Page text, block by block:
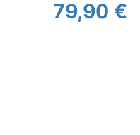
Hausschuh
79,90 €